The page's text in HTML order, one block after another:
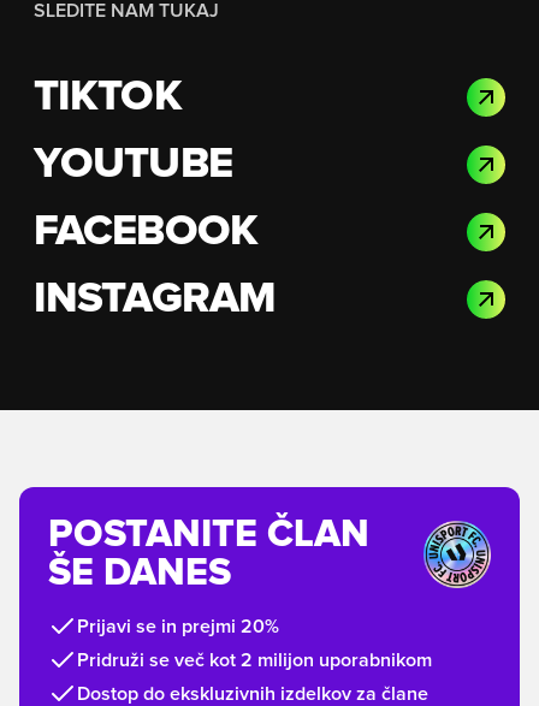
SLEDITE NAM TUKAJ
TIKTOK
YOUTUBE
FACEBOOK
INSTAGRAM
POSTANITE ČLAN
ŠE DANES
Prijavi se in prejmi 20%
Pridruži se več kot 2 milijon uporabnikom
Dostop do ekskluzivnih izdelkov za člane